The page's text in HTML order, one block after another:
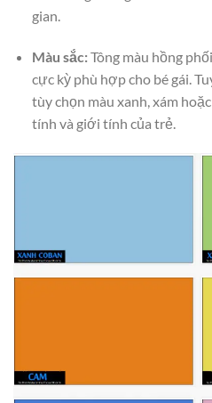
gian.
Màu sắc:Tông màu hồng
cực kỳ phù hợp cho bé gái.
tùy chọn màu xanh, xám
tính và giới tính của trẻ.